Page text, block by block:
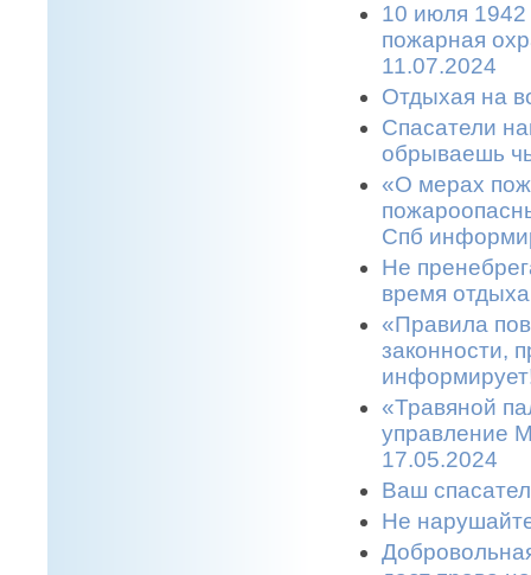
10 июля
пожарная
11.07.2024
Отдыхая на
Спасатели
обрываешь
«О мерах
Спб
Не
время
«Правила
законности,
«Травяной
управление
17.05.2024
Ваш
Не